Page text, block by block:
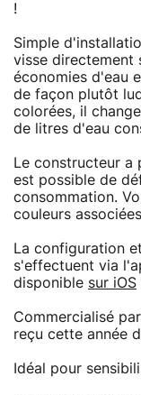
!
Simple
visse directement
économies d'eau
de façon plutôt
colorées, il
de litres d'eau
Le constructeur a
est possible de
consommation.
couleurs
La configuration
s'effectuent via
disponible sur iOS
Commercialisé
reçu cette année
Idéal pour